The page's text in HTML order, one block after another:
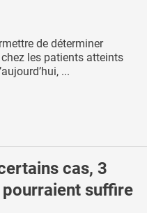
de déterminer
les patients atteints
...
cas, 3
suffire